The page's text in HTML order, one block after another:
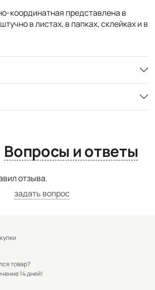
координатная представлена в
в листах, в папках, склейках и в
Вопросы и ответы
отзыва.
задать вопрос
товар?
14 дней!